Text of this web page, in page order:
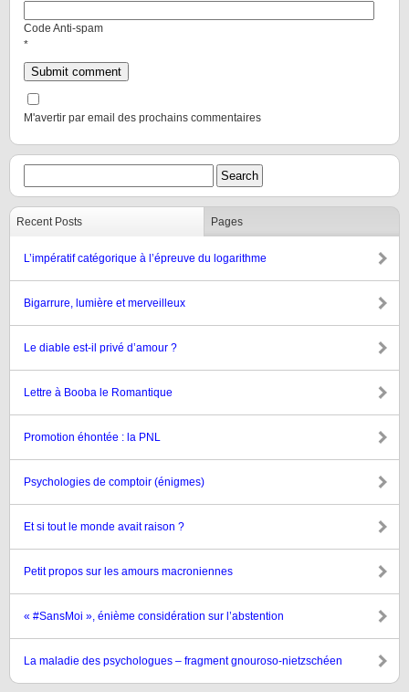
Code Anti-spam
*
M'avertir par email des prochains commentaires
Recent Posts Pages
L’impératif catégorique à l’épreuve du logarithme
Bigarrure, lumière et merveilleux
Le diable est-il privé d’amour ?
Lettre à Booba le Romantique
Promotion éhontée : la PNL
Psychologies de comptoir (énigmes)
Et si tout le monde avait raison ?
Petit propos sur les amours macroniennes
« #SansMoi », énième considération sur l’abstention
La maladie des psychologues – fragment gnouroso-nietzschéen